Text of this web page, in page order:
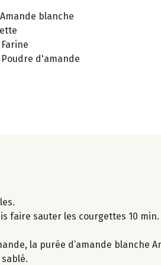
blanche
Poudre d'amande
faire sauter les courgettes 10
la purée d’amande blanche